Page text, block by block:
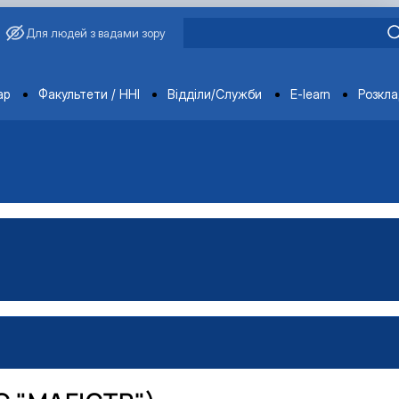
Для людей з вадами зору
Факультети / ННІ Відділи/Служби E-learn